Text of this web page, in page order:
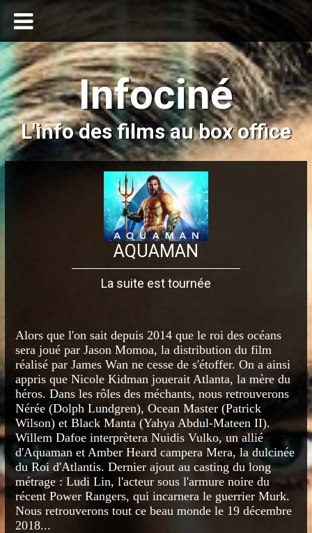
Infociné
L'info des films au box office
AQUAMAN
La suite est tournée
Alors que l'on sait depuis 2014 que le roi des océans
sera joué par Jason Momoa, la distribution du film
réalisé par James Wan ne cesse de s'étoffer. On a ainsi
appris que Nicole Kidman jouerait Atlanta, la mère du
héros. Dans les rôles des méchants, nous retrouverons
Nérée (Dolph Lundgren), Ocean Master (Patrick
Wilson) et Black Manta (Yahya Abdul-Mateen II).
Willem Dafoe interprètera Nuidis Vulko, un allié
d'Aquaman et Amber Heard campera Mera, la dulcinée
du Roi d'Atlantis. Dernier ajout au casting du long
métrage : Ludi Lin, l'acteur sous l'armure noire du
récent Power Rangers, qui incarnera le guerrier Murk.
Nous retrouverons tout ce beau monde le 19 décembre
2018...